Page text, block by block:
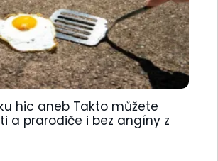
hic aneb Takto můžete
a prarodiče i bez angíny z